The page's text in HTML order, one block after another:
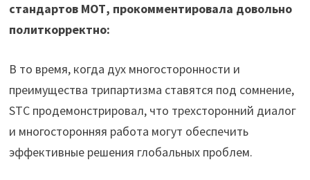
стандартов МОТ, прокомментировала довольно
политкорректно:
В то время, когда дух многосторонности и
преимущества трипартизма ставятся под сомнение,
STC продемонстрировал, что трехсторонний диалог
и многосторонняя работа могут обеспечить
эффективные решения глобальных проблем.